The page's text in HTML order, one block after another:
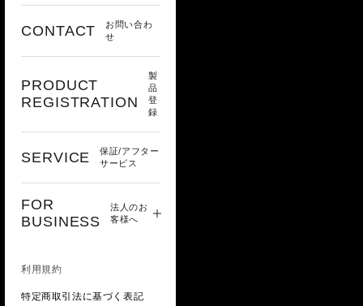
CONTACT
お問い合わ
せ
PRODUCT
REGISTRATION
製
品
登
録
SERVICE
保証/アフター
サービス
FOR
BUSINESS
法人のお
客様へ
利用規約
特定商取引法に基づく表記